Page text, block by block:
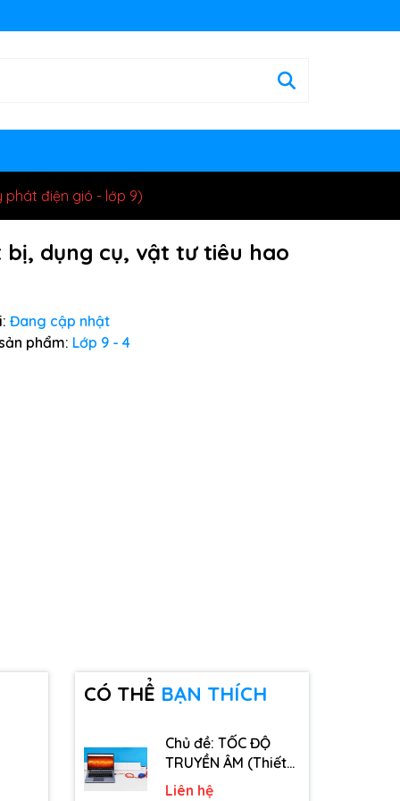
phát điện gió - lớp 9)
bị, dụng cụ, vật tư tiêu hao
Đang cập nhật
phẩm: Lớp 9 - 4
CÓ THỂ BẠN THÍCH
Chủ đề: TỐC ĐỘ
TRUYỀN ÂM (Thiết
bị, dụng cụ, vật tư
Liên hệ